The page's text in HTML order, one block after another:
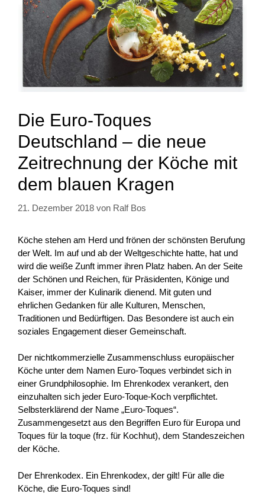
Die Euro-Toques
Deutschland – die neue
Zeitrechnung der Köche mit
dem blauen Kragen
21. Dezember 2018 von Ralf Bos
Köche stehen am Herd und frönen der schönsten Berufung
der Welt. Im auf und ab der Weltgeschichte hatte, hat und
wird die weiße Zunft immer ihren Platz haben. An der Seite
der Schönen und Reichen, für Präsidenten, Könige und
Kaiser, immer der Kulinarik dienend. Mit guten und
ehrlichen Gedanken für alle Kulturen, Menschen,
Traditionen und Bedürftigen. Das Besondere ist auch ein
soziales Engagement dieser Gemeinschaft.
Der nichtkommerzielle Zusammenschluss europäischer
Köche unter dem Namen Euro-Toques verbindet sich in
einer Grundphilosophie. Im Ehrenkodex verankert, den
einzuhalten sich jeder Euro-Toque-Koch verpflichtet.
Selbsterklärend der Name „Euro-Toques“.
Zusammengesetzt aus den Begriffen Euro für Europa und
Toques für la toque (frz. für Kochhut), dem Standeszeichen
der Köche.
Der Ehrenkodex. Ein Ehrenkodex, der gilt! Für alle die
Köche, die Euro-Toques sind!